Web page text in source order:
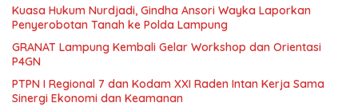
Kuasa Hukum Nurdjadi, Gindha Ansori Wayka Laporkan
Penyerobotan Tanah ke Polda Lampung
GRANAT Lampung Kembali Gelar Workshop dan Orientasi
P4GN
PTPN I Regional 7 dan Kodam XXI Raden Intan Kerja Sama
Sinergi Ekonomi dan Keamanan